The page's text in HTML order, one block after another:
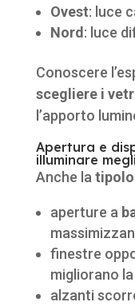
Ovest: luce
Nord : luce
Conoscere
scegliere i
l’apporto
Apertura e
illuminare
Anche la
aperture a
finestre
migliorano la
alzanti